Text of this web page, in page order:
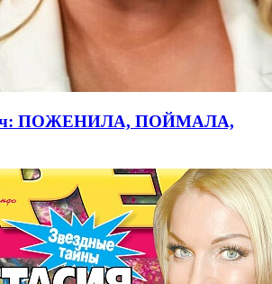
ПОЖЕНИЛА, ПОЙМАЛА,